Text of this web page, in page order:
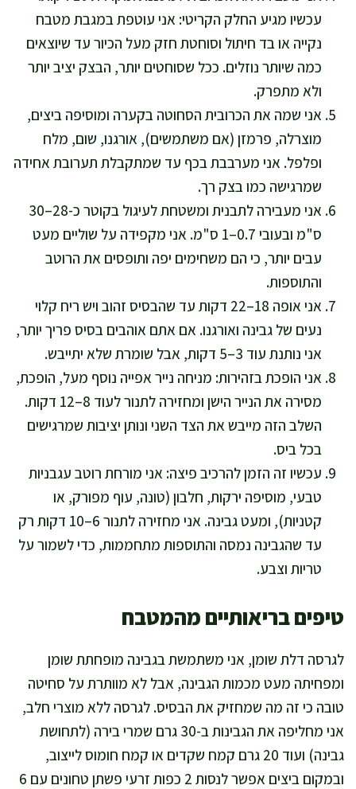
עכשיו מגיע החלק הקריטי: אני עוטפת במגבת מטבח
נקייה או בד חיתול וסוחטת חזק מעל הכיור עד שיוצאים
כמה שיותר נוזלים. ככל שסוחטים יותר, הבצק יציב יותר
ולא מתפרק.
אני שמה את הכרובית הסחוטה בקערה ומוסיפה ביצים,
מוצרלה, פרמזן (אם משתמשים), אורגנו, שום, מלח
ופלפל. אני מערבבת בכף עד שמתקבלת תערובת אחידה
שמרגישה כמו בצק רך.
אני מעבירה לתבנית ומשטחת לעיגול בקוטר כ-28–30
ס"מ ובעובי 0.7–1 ס"מ. אני מקפידה על שוליים מעט
עבים יותר, כי הם משחימים יפה ותופסים את הרוטב
והתוספות.
אני אופה 18–22 דקות עד שהבסיס זהוב ויש ריח קלוי
נעים של גבינה ואורגנו. אם אתם אוהבים בסיס פריך יותר,
אני נותנת עוד 3–5 דקות, אבל שומרת שלא יתייבש.
אני הופכת בזהירות: מניחה נייר אפייה נוסף מעל, הופכת,
מסירה את הנייר הישן ומחזירה לתנור לעוד 8–12 דקות.
השלב הזה מייבש את הצד השני ונותן יציבות שמרגישים
בכל ביס.
עכשיו זה הזמן להרכיב פיצה: אני מורחת רוטב עגבניות
טבעי, מוסיפה ירקות, חלבון (טונה, עוף מפורק, או
קטניות), ומעט גבינה. אני מחזירה לתנור 6–10 דקות רק
עד שהגבינה נמסה והתוספות מתחממות, כדי לשמור על
טריות וצבע.
טיפים בריאותיים מהמטבח
לגרסה דלת שומן, אני משתמשת בגבינה מופחתת שומן
ומפחיתה מעט מכמות הגבינה, אבל לא מוותרת על סחיטה
טובה כי זה מה שמחזיק את הבסיס. לגרסה ללא מוצרי חלב,
אני מחליפה את הגבינות ב-30 גרם שמרי בירה (לתחושת
גבינה) ועוד 20 גרם קמח שקדים או קמח חומוס לייצוב,
ובמקום ביצים אפשר לנסות 2 כפות זרעי פשתן טחונים עם 6